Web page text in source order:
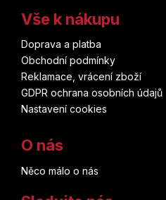
Vše k nákupu
Doprava a platba
Obchodní podmínky
Reklamace, vrácení zboží
GDPR ochrana osobních údajů
Nastavení cookies
O nás
Něco málo o nás